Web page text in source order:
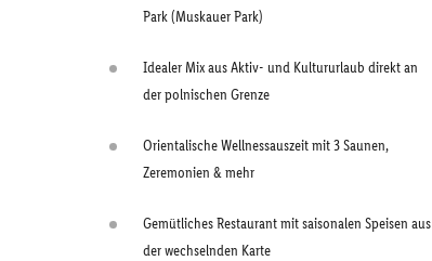
Park (Muskauer Park)
Idealer Mix aus Aktiv- und Kultururlaub direkt an
der polnischen Grenze
Orientalische Wellnessauszeit mit 3 Saunen,
Zeremonien & mehr
Gemütliches Restaurant mit saisonalen Speisen aus
der wechselnden Karte